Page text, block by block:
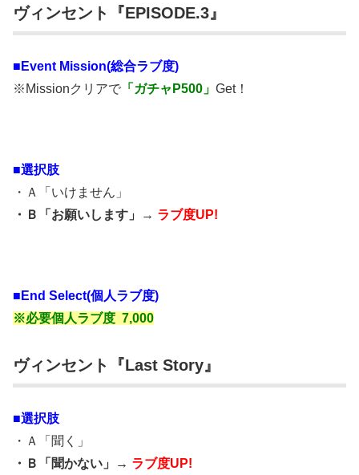
ヴィンセント『EPISODE.3』
■ Event Mission(総合ラブ度)
※Missionクリアで 「ガチャP500」 Get！
■選択肢
・Ａ「いけません」
・Ｂ「お願いします」→ ラブ度UP!
■End Select(個人ラブ度)
※必要個人ラブ度 7,000
ヴィンセント『Last Story』
■選択肢
・Ａ「聞く」
・Ｂ「聞かない」→ ラブ度UP!